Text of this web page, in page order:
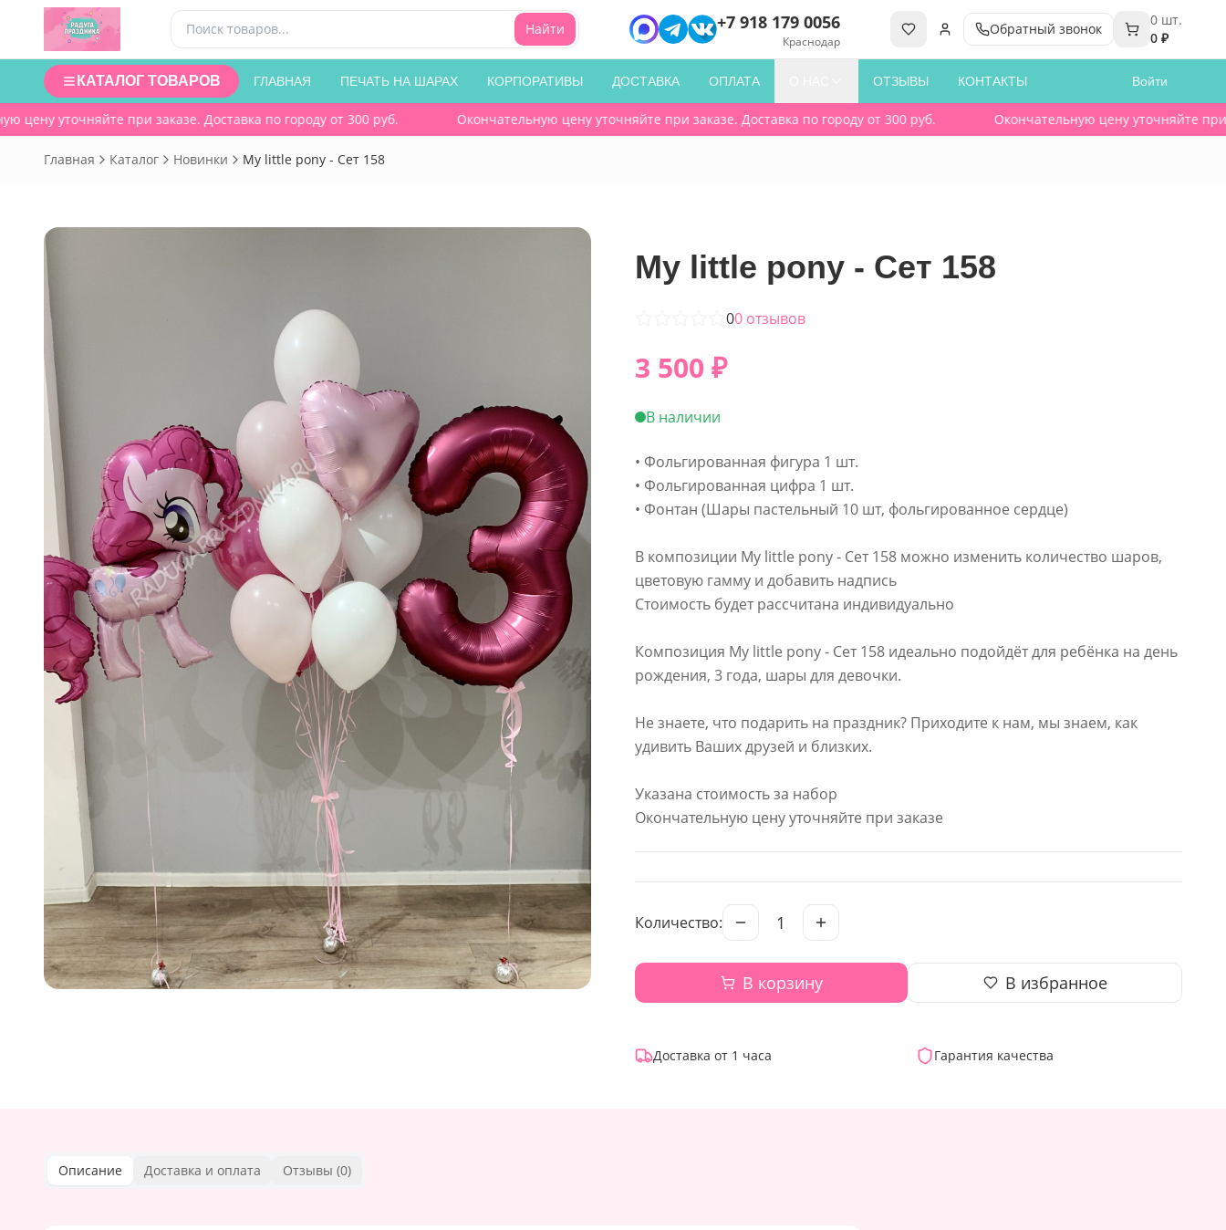
Найти +7 918 179 0056
Краснодар
Обратный звонок
0 шт.
0 ₽
КАТАЛОГ ТОВАРОВ ГЛАВНАЯ ПЕЧАТЬ НА ШАРАХ КОРПОРАТИВЫ ДОСТАВКА ОПЛАТА ОТЗЫВЫ КОНТАКТЫ Войти
уточняйте при заказе. Доставка по городу от 300 руб. Окончательную цену уточняйте при заказе. Доставка по городу от 300 руб. Окончательную цену уточняйте при
Главная Каталог Новинки My little pony - Сет 158
My little pony - Сет 158
00 отзывов
3 500 ₽
В наличии
• Фольгированная фигура 1 шт.
• Фольгированная цифра 1 шт.
• Фонтан (Шары пастельный 10 шт, фольгированное сердце)
В композиции My little pony - Сет 158 можно изменить количество шаров,
цветовую гамму и добавить надпись
Стоимость будет рассчитана индивидуально
Композиция My little pony - Сет 158 идеально подойдёт для ребёнка на день
рождения, 3 года, шары для девочки.
Не знаете, что подарить на праздник? Приходите к нам, мы знаем, как
удивить Ваших друзей и близких.
Указана стоимость за набор
Окончательную цену уточняйте при заказе
Количество: 1
В корзину В избранное
Доставка от 1 часа Гарантия качества
Описание Доставка и оплата Отзывы (0)